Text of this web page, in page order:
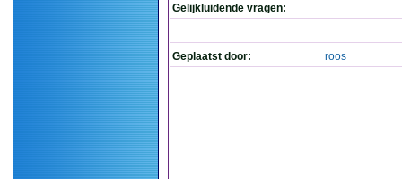
Gelijkluidende vragen:
Geplaatst door: roos